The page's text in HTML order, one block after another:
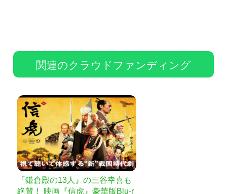
関連のクラウドファンディング
『鎌倉殿の13人』の三谷幸喜も
絶賛！ 映画『信虎』豪華版Blu-r